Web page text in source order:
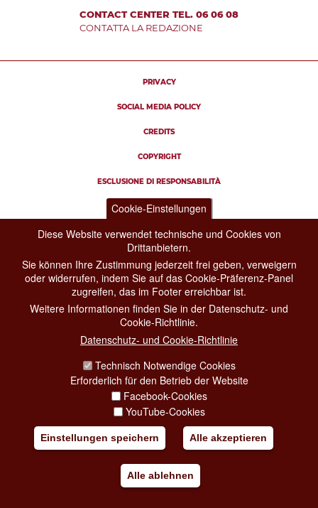
CONTACT CENTER TEL. 06 06 08
CONTATTA LA REDAZIONE
PRIVACY
SOCIAL MEDIA POLICY
CREDITS
COPYRIGHT
ESCLUSIONE DI RESPONSABILITÀ
Cookie-Einstellungen
Diese Website verwendet technische und Cookies von
Drittanbietern.
Sie können Ihre Zustimmung jederzeit frei geben, verweigern
oder widerrufen, indem Sie auf das Cookie-Präferenz-Panel
zugreifen, das im Footer erreichbar ist.
Weitere Informationen finden Sie in der Datenschutz- und
Cookie-Richtlinie.
Datenschutz- und Cookie-Richtlinie
Technisch Notwendige Cookies
Erforderlich für den Betrieb der Website
Facebook-Cookies
YouTube-Cookies
Einstellungen speichern Alle akzeptieren
Alle ablehnen